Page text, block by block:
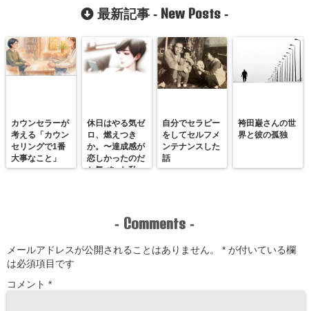
験者が解説しま
す
7つの方法
最新記事 - New Posts -
カウンセラーが
考える「カウン
セリングで1番
大事なこと」
休日はやる気ゼ
ロ、燃えつき
か。〜達成感が
恋しかったのだ
と気づいた私
自分でセラピー
をしてセルフメ
ンテナンスした
話
袴田巌さんの世
界と彼の孤独
- Comments -
メールアドレスが公開されることはありません。 * が付いている欄
は必須項目です
コメント *